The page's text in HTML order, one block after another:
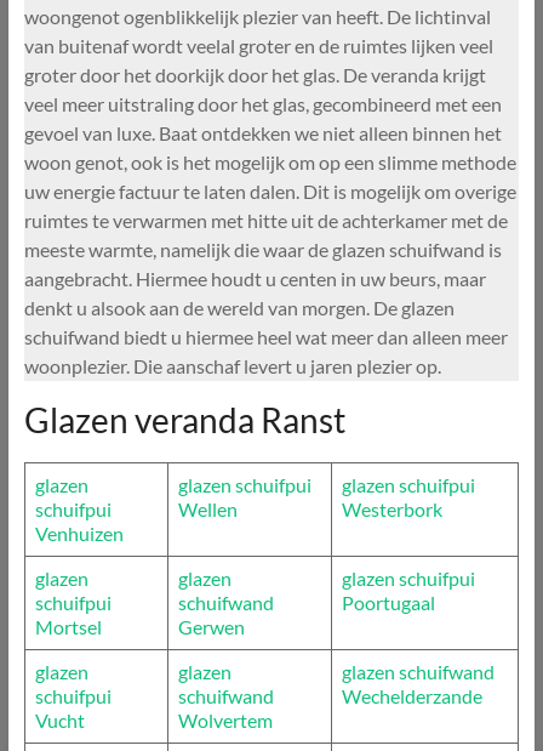
woongenot ogenblikkelijk plezier van heeft. De lichtinval
van buitenaf wordt veelal groter en de ruimtes lijken veel
groter door het doorkijk door het glas. De veranda krijgt
veel meer uitstraling door het glas, gecombineerd met een
gevoel van luxe. Baat ontdekken we niet alleen binnen het
woon genot, ook is het mogelijk om op een slimme methode
uw energie factuur te laten dalen. Dit is mogelijk om overige
ruimtes te verwarmen met hitte uit de achterkamer met de
meeste warmte, namelijk die waar de glazen schuifwand is
aangebracht. Hiermee houdt u centen in uw beurs, maar
denkt u alsook aan de wereld van morgen. De glazen
schuifwand biedt u hiermee heel wat meer dan alleen meer
woonplezier. Die aanschaf levert u jaren plezier op.
Glazen veranda Ranst
glazen
schuifpui
Venhuizen
glazen schuifpui
Wellen
glazen schuifpui
Westerbork
glazen
schuifpui
Mortsel
glazen
schuifwand
Gerwen
glazen schuifpui
Poortugaal
glazen
schuifpui
Vucht
glazen
schuifwand
Wolvertem
glazen schuifwand
Wechelderzande